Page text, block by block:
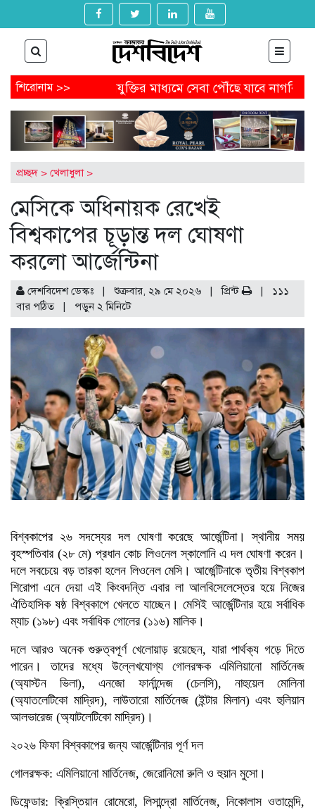
শিরোনাম >>প্রযুক্তির মাধ্যমে সেবা পৌঁছে যাবে নাগরিকের কাছে
আবেদন করবেন যেভাবে
অষ্টগ্রামে বিএনপির নির্বাচনি
থেকে অনাকাঙ্ক্ষিত পোস্ট
আগামীকাল থেকে ৯ মাসের জন্য
খুনের মামলায় জিয়াউল আহসানের বিচার শুরু
প্রচ্ছদ > খেলাধুলা>
মেসিকে অধিনায়ক রেখেই
বিশ্বকাপের চূড়ান্ত দল ঘোষণা
করলো আর্জেন্টিনা
দেশবিদেশ ডেস্কঃ | শুক্রবার, ২৯ মে ২০২৬ |প্রিন্ট
১১১
বার পঠিত
| পড়ুন ২ মিনিটে
বিশ্বকাপের ২৬ সদস্যের দল ঘোষণা করেছে আর্জেন্টিনা। স্থানীয় সময়
বৃহস্পতিবার (২৮ মে) প্রধান কোচ লিওনেল স্কালোনি এ দল ঘোষণা করেন।
দলে সবচেয়ে বড় তারকা হলেন লিওনেল মেসি। আর্জেন্টিনাকে তৃতীয় বিশ্বকাপ
শিরোপা এনে দেয়া এই কিংবদন্তি এবার লা আলবিসেলেস্তের হয়ে নিজের
ঐতিহাসিক ষষ্ঠ বিশ্বকাপে খেলতে যাচ্ছেন। মেসিই আর্জেন্টিনার হয়ে সর্বাধিক
ম্যাচ (১৯৮) এবং সর্বাধিক গোলের (১১৬) মালিক।
দলে আরও অনেক গুরুত্বপূর্ণ খেলোয়াড় রয়েছেন, যারা পার্থক্য গড়ে দিতে
পারেন। তাদের মধ্যে উল্লেখযোগ্য গোলরক্ষক এমিলিয়ানো মার্তিনেজ
(অ্যাস্টন ভিলা), এনজো ফার্নান্দেজ (চেলসি), নাহুয়েল মোলিনা
(অ্যাতলেটিকো মাদ্রিদ), লাউতারো মার্তিনেজ (ইন্টার মিলান) এবং হুলিয়ান
আলভারেজ (অ্যাটলেটিকো মাদ্রিদ)।
২০২৬ ফিফা বিশ্বকাপের জন্য আর্জেন্টিনার পূর্ণ দল
গোলরক্ষক: এমিলিয়ানো মার্তিনেজ, জেরোনিমো রুলি ও হুয়ান মুসো।
ডিফেন্ডার: ক্রিস্তিয়ান রোমেরো, লিসান্দ্রো মার্তিনেজ, নিকোলাস ওতামেন্দি,